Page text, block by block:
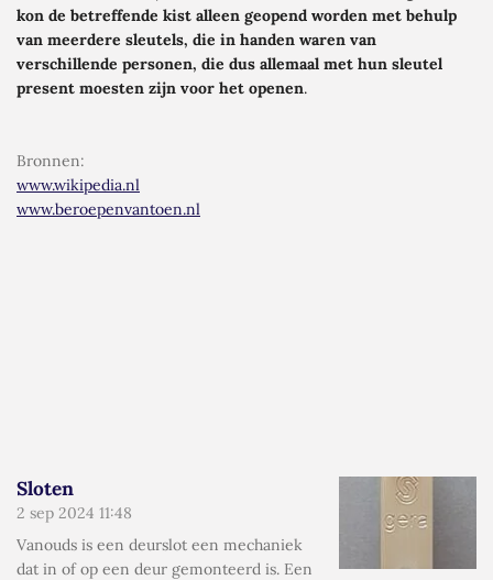
kon de betreffende kist alleen geopend worden met behulp
van meerdere sleutels, die in handen waren van
verschillende personen, die dus allemaal met hun sleutel
present moesten zijn voor het openen.
Bronnen:
www.wikipedia.nl
www.beroepenvantoen.nl
Sloten
2 sep 2024 11:48
Vanouds is een deurslot een mechaniek
dat in of op een deur gemonteerd is. Een